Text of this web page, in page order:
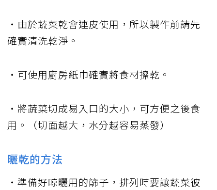
・由於蔬菜乾會連皮使用，所以製作前請先
確實清洗乾淨。
・可使用廚房紙巾確實將食材擦乾。
・將蔬菜切成易入口的大小，可方便之後食
用。（切面越大，水分越容易蒸發）
曬乾的方法
・準備好晾曬用的篩子，排列時要讓蔬菜彼